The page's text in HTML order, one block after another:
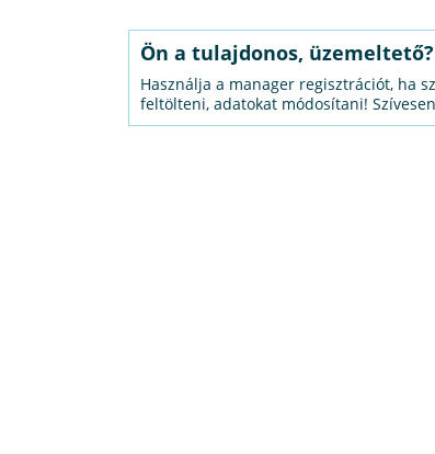
Ön a tulajdonos, üzemeltető?
Használja a manager regisztrációt, ha
feltölteni, adatokat módosítani!